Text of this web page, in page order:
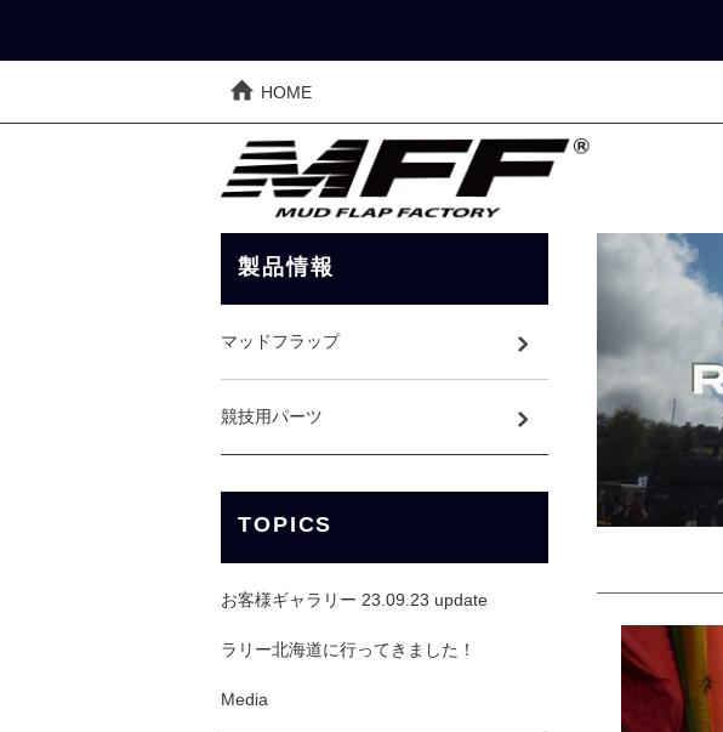
HOME
製品情報
マッドフラップ
競技用パーツ
TOPICS
お客様ギャラリー 23.09.23 update
ラリー北海道に行ってきました！
Media